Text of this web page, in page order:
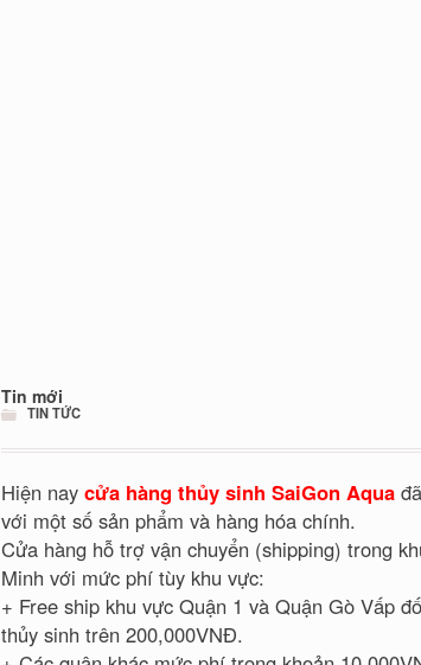
Tin mới
TIN TỨC
Hiện naycửa hàng thủy sinh SaiGon Aqua
với một số sản phẩm và hàng hóa chính.
Cửa hàng hỗ trợ vận chuyển (shipping) trong
Minh với mức phí tùy khu vực:
+ Free ship khu vực Quận 1 và Quận Gò Vấp
thủy sinh trên 200,000VNĐ.